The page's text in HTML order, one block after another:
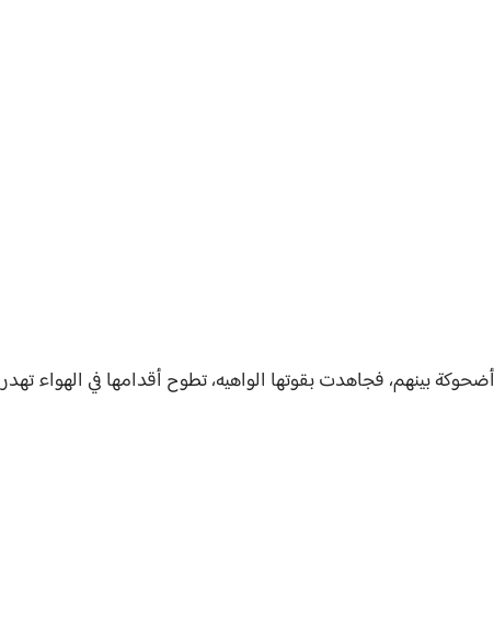
بينهم، فجاهدت بقوتها الواهيه، تطوح أقدامها في الهواء تهدر